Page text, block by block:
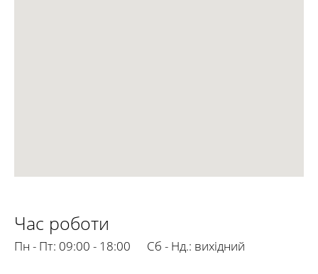
Час роботи
Пн - Пт: 09:00 - 18:00 Сб - Нд.: вихідний